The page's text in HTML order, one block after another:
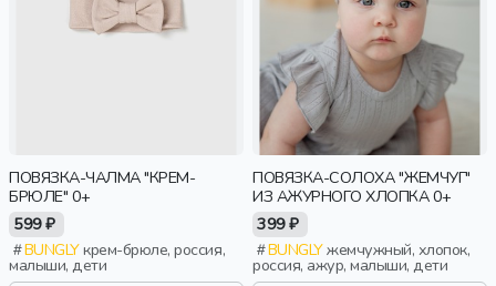
ПОВЯЗКА-ЧАЛМА "КРЕМ-
БРЮЛЕ" 0+
599 ₽
BUNGLYкрем-брюле, россия,
малыши, дети
ПОВЯЗКА-СОЛОХА "ЖЕМЧУГ"
ИЗ АЖУРНОГО ХЛОПКА 0+
399 ₽
BUNGLYжемчужный, хлопок,
россия, ажур, малыши, дети